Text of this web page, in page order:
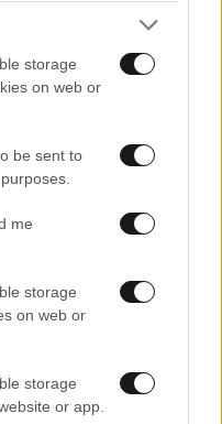
storage
on web or
be sent to
me
storage
on web or
storage
or app.